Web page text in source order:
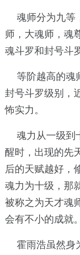
魂师分为九等
师，大魂师，魂
魂斗罗和封号斗
等阶越高的魂
封号斗罗级别，
怖实力。
魂力从一级到
醒时，出现的先
后的天赋越好，
魂力为十级，那
被称之为天才魂
会有不小的成就。
霍雨浩虽然身